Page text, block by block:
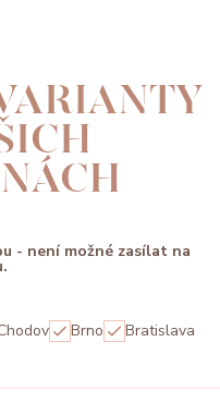
- není možné zasílat na
Brno Bratislava